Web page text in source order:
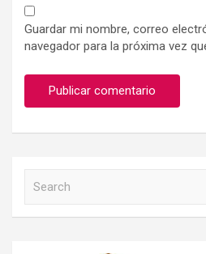
Guardar mi nombre, correo
navegador para la próxima vez